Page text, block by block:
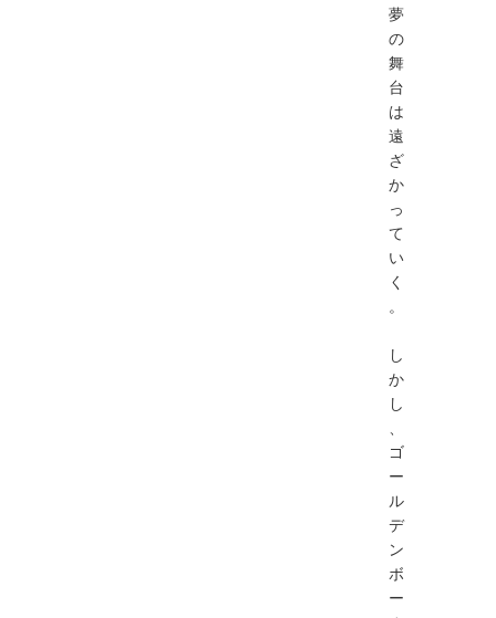
夢
の
舞
台
は
遠
ざ
か
っ
て
い
く
。
し
か
し
ゴ
ー
ル
デ
ン
ボ
ー